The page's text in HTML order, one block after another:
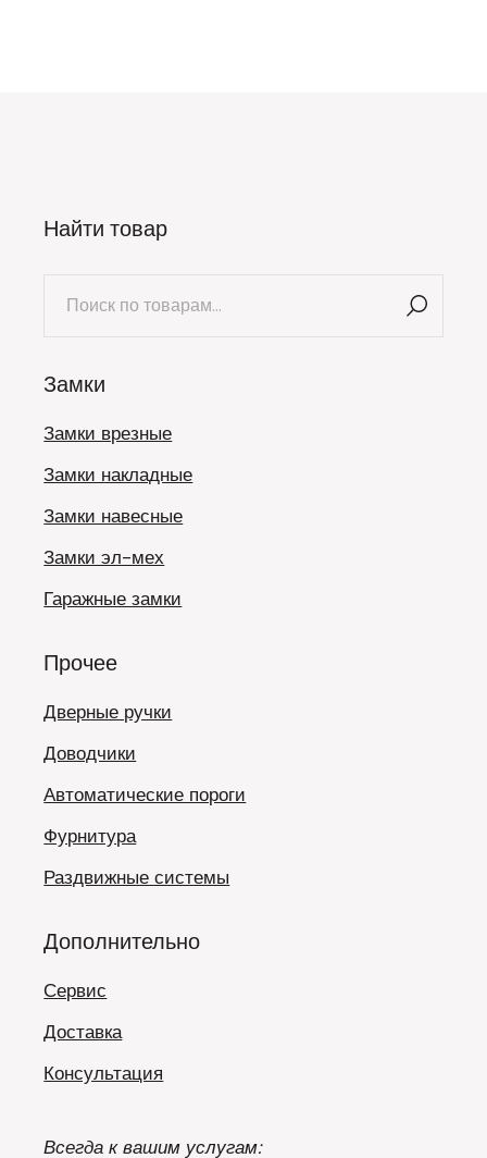
Найти товар
Замки
Замки врезные
Замки накладные
Замки навесные
Замки эл-мех
Гаражные замки
Прочее
Дверные ручки
Доводчики
Автоматические пороги
Фурнитура
Раздвижные системы
Дополнительно
Сервис
Доставка
Консультация
Всегда к вашим услугам: